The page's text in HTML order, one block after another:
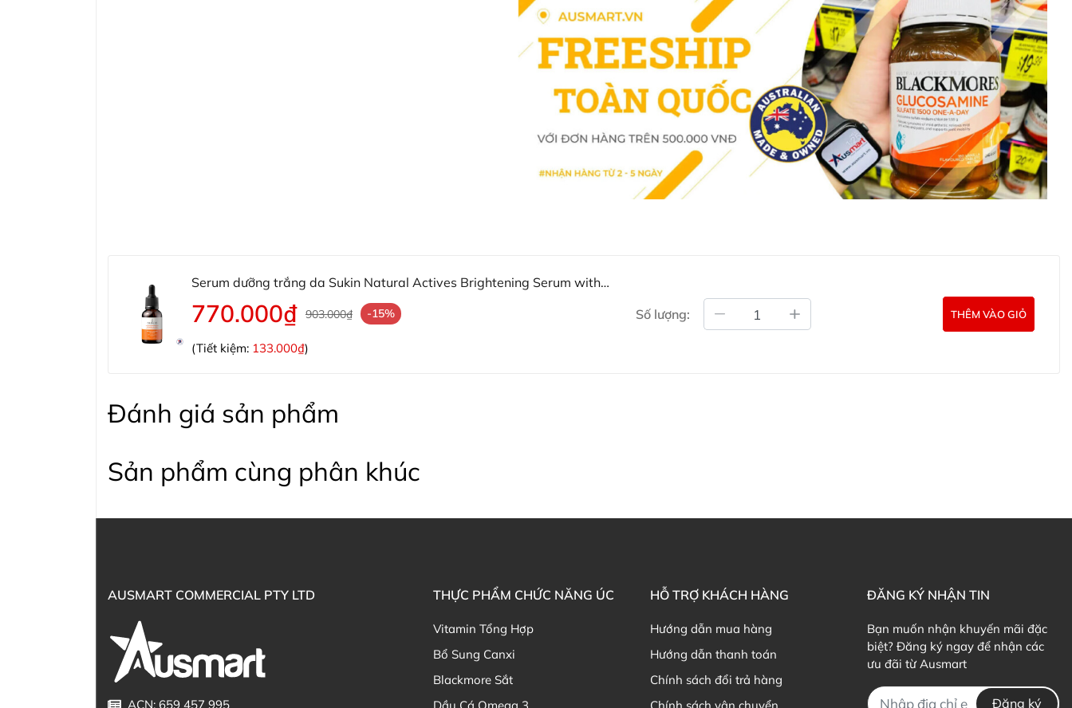
Chỉ sử dụng ngoài da.
Serum dưỡng trắng da Sukin Natural Actives Brightening Serum with Ultra-stable
Vitamin C là sự lựa chọn tối ưu cho những ai mong muốn cải thiện làn da của mình, mang
lại vẻ đẹp rạng rỡ và tự nhiên.
* Lưu ý: Các sản phẩm là thực phẩm chức năng Úc, không phải và không có tác dụng thay
thế cho các loại thuốc chữa bệnh khác. Kết quả của sản phẩm sẽ phụ thuộc vào thể trạng
Mua Serum dưỡng trắng da Sukin Natural Actives Brightening Serum with
Ultra-stable Vitamin C ở đâu?
| Hàng Úc chính hãng
Zalo Ausmart.au| Ausmart Commercial Pty Ltd (Australia)
Điện thoại liên hệ đặt hàng:0902.571.389
Serum dưỡng trắng da Sukin Natural Actives Brightening Serum with
770.000₫ 903.000₫ -15%
(Tiết kiệm: 133.000₫)
Số lượng: THÊM VÀO GIỎ
Đánh giá sản phẩm
Sản phẩm cùng phân khúc
AUSMART COMMERCIAL PTY LTD
ACN: 659 457 995
THỰC PHẨM CHỨC NĂNG ÚC
Vitamin Tổng Hợp
Bổ Sung Canxi
Blackmore Sắt
Dầu Cá Omega 3
HỖ TRỢ KHÁCH HÀNG
Hướng dẫn mua hàng
Hướng dẫn thanh toán
Chính sách đổi trả hàng
Chính sách vận chuyển
ĐĂNG KÝ NHẬN TIN
Bạn muốn nhận khuyến mãi đặc
biệt? Đăng ký ngay để nhận các
ưu đãi từ Ausmart
Đăng ký